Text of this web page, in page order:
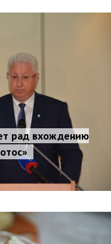
рад вхождению